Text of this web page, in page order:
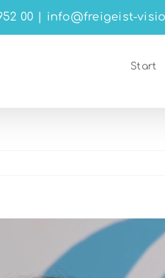
00 info@freigeist-
Start